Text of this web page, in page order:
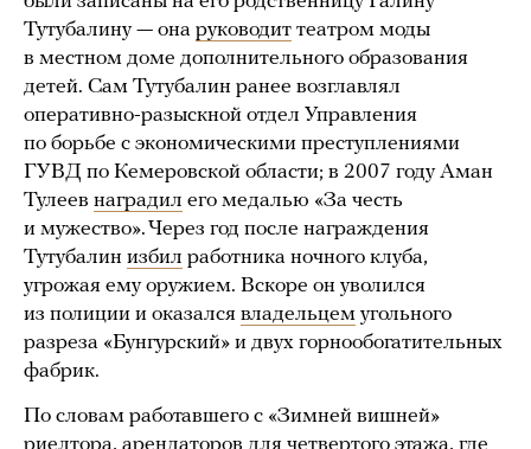
Тутубалину — она руководит театром моды
в местном доме дополнительного образования
детей. Сам Тутубалин ранее возглавлял
оперативно-разыскной отдел Управления
по борьбе с экономическими преступлениями
ГУВД по Кемеровской области; в 2007 году Аман
Тулеев наградил его медалью «За честь
и мужество». Через год после награждения
Тутубалин избил работника ночного клуба,
угрожая ему оружием. Вскоре он уволился
из полиции и оказался владельцем угольного
разреза «Бунгурский» и двух горнообогатительных
фабрик.
По словам работавшего с «Зимней вишней»